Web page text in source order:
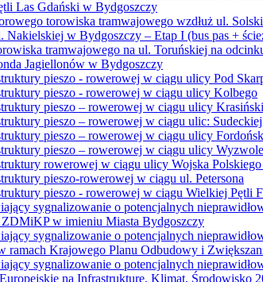
Las Gdański w Bydgoszczy
torowiska tramwajowego wzdłuż ul.
Nakielskiej w Bydgoszczy – Etap I (bus pas +
tramwajowego na ul. Toruńskiej na
Jagiellonów w Bydgoszczy
pieszo - rowerowej w ciągu ulicy Pod
pieszo - rowerowej w ciągu ulicy Kolbego
pieszo – rowerowej w ciągu ulicy
pieszo – rowerowej w ciągu ulic:
pieszo – rowerowej w ciągu ulicy
pieszo – rowerowej w ciągu ulicy
rowerowej w ciągu ulicy Wojska
pieszo-rowerowej w ciągu ul. Petersona
pieszo - rowerowej w ciągu Wielkiej Pętli
sygnalizowanie o potencjalnych
ZDMiKP w imieniu Miasta Bydgoszczy
sygnalizowanie o potencjalnych
ramach Krajowego Planu Odbudowy i
sygnalizowanie o potencjalnych
na Infrastrukturę, Klimat, Środowisko